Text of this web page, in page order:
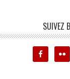
SUIVEZ